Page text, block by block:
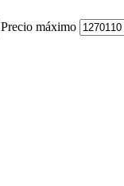
Precio máximo